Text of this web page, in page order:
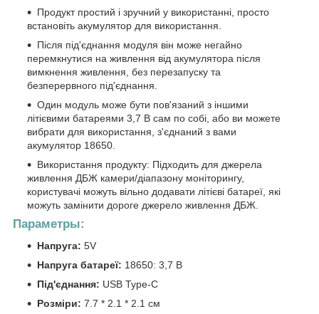
Продукт простий і зручний у використанні, просто
встановіть акумулятор для використання.
Після під'єднання модуля він може негайно
перемкнутися на живлення від акумулятора після
вимкнення живлення, без перезапуску та
безперервного під'єднання.
Один модуль може бути пов'язаний з іншими
літієвими батареями 3,7 В сам по собі, або ви можете
вибрати для використання, з'єднаний з вами
акумулятор 18650.
Використання продукту: Підходить для джерела
живлення ДБЖ камери/діапазону моніторингу,
користувачі можуть вільно додавати літієві батареї, які
можуть замінити дороге джерело живлення ДБЖ.
Параметры:
Напруга: 5V
Напруга батареї: 18650: 3,7 В
Під'єднання: USB Type-C
Розміри: 7.7 * 2.1 * 2.1 см